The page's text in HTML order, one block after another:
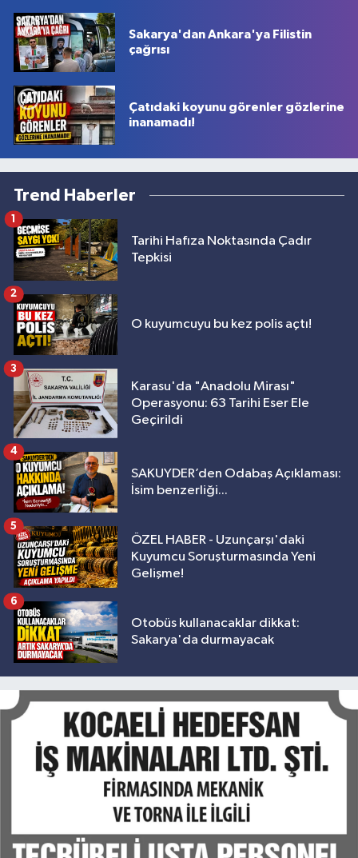
Sakarya'dan Ankara'ya Filistin
çağrısı
Çatıdaki koyunu görenler gözlerine
inanamadı!
Trend Haberler
Tarihi Hafıza Noktasında Çadır
Tepkisi
1
O kuyumcuyu bu kez polis açtı!
2
Karasu'da "Anadolu Mirası"
Operasyonu: 63 Tarihi Eser Ele
Geçirildi
3
SAKUYDER’den Odabaş Açıklaması:
İsim benzerliği...
4
ÖZEL HABER - Uzunçarşı'daki
Kuyumcu Soruşturmasında Yeni
Gelişme!
5
Otobüs kullanacaklar dikkat:
Sakarya'da durmayacak
6